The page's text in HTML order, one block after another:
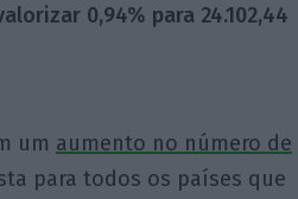
0,94% para 24.102,44
um aumento no número de
para todos os países que